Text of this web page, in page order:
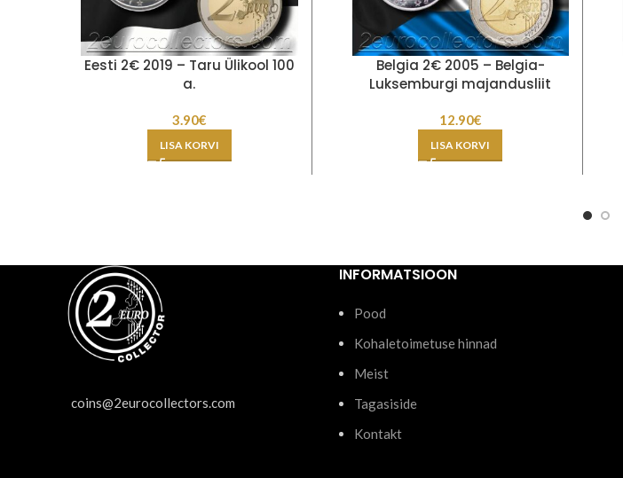
Eesti 2€ 2019 – Taru Ülikool 100
a.
3.90€
LISA KORVI
Belgia 2€ 2005 – Belgia-
Luksemburgi majandusliit
12.90€
LISA KORVI
coins@2eurocollectors.com
INFORMATSIOON
Pood
Kohaletoimetuse hinnad
Meist
Tagasiside
Kontakt